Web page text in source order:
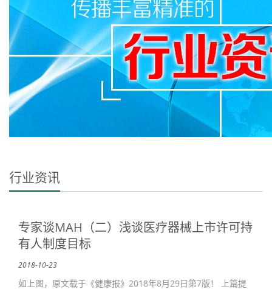
行业资讯
专家谈MAH（二）浅谈医疗器械上市许可持
有人制度目标
2018-10-23
如上图，原文载于《健康报》2018年8月29日第7版！ 上篇提